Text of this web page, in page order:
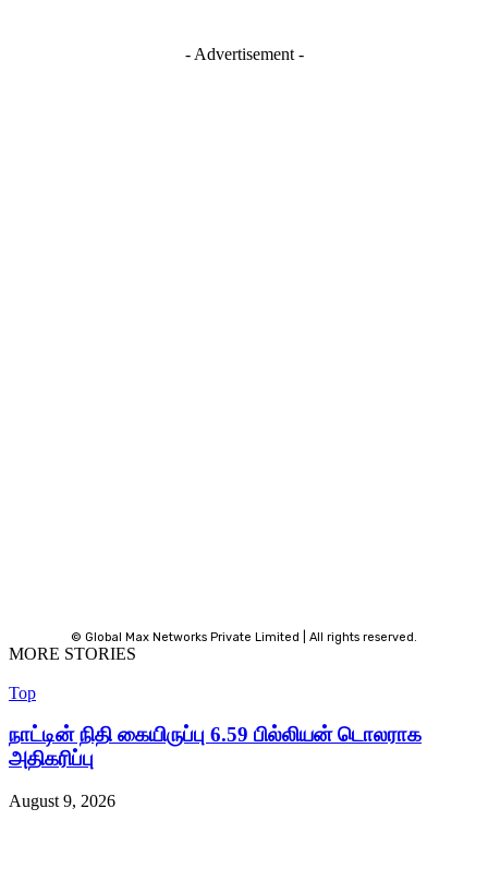
- Advertisement -
© Global Max Networks Private Limited | All rights reserved.
MORE STORIES
Top
நாட்டின் நிதி கையிருப்பு 6.59 பில்லியன் டொலராக
அதிகரிப்பு
August 9, 2026